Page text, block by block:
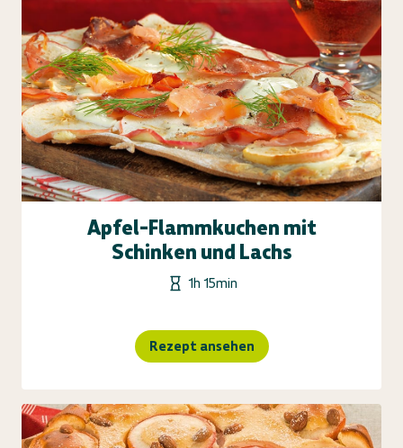
Apfel-Flammkuchen mit
Schinken und Lachs
1h 15min
Rezept ansehen